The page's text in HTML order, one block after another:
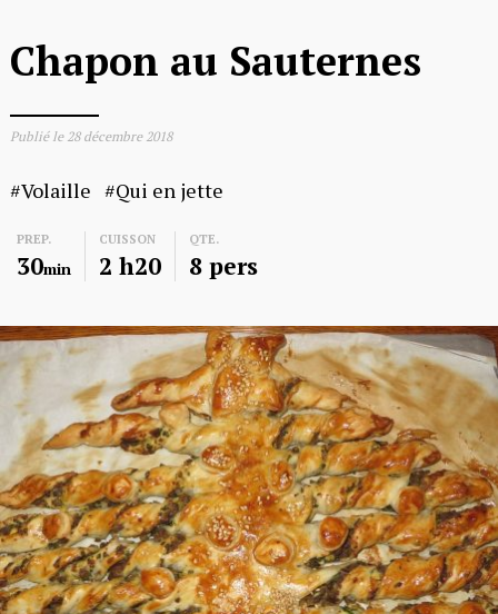
Chapon au Sauternes
Publié le 28 décembre 2018
Volaille Qui en jette
PREP.
30min
CUISSON
2 h20
QTE.
8 pers